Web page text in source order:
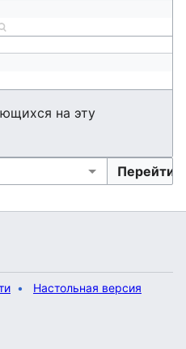
на эту
Настольная версия